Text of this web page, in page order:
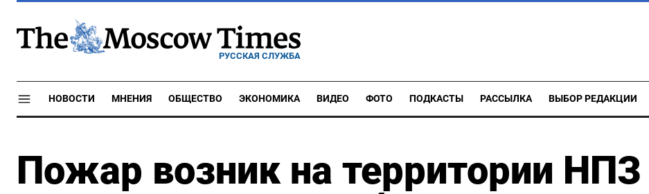
РУССКАЯ СЛУЖБА
НОВОСТИ МНЕНИЯ ОБЩЕСТВО ЭКОНОМИКА ВИДЕО ФОТО ПОДКАСТЫ РАССЫЛКА ВЫБОР РЕДАКЦИИ
Пожар возник на территории НПЗ